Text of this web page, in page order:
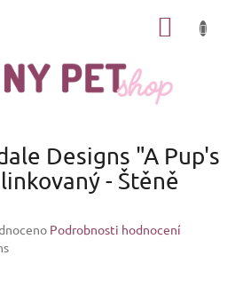
Designs "A Pup's
- Štěně
Podrobnosti hodnocení